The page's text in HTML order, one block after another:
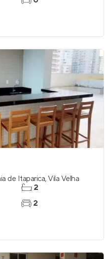
de Itaparica,Vila Velha
2
2